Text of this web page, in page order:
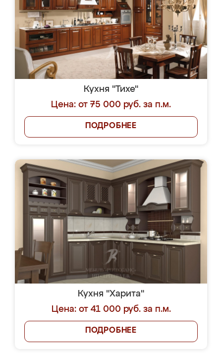
Кухня "Тихе"
Цена: от 75 000 руб. за п.м.
ПОДРОБНЕЕ
Кухня "Харита"
Цена: от 41 000 руб. за п.м.
ПОДРОБНЕЕ